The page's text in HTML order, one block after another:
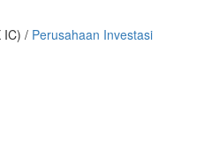
IC) / Perusahaan Investasi